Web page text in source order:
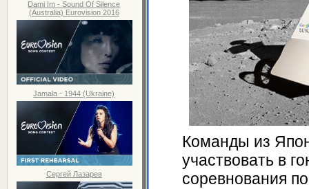
Dami Im - Sound Of Silence
(Australia) Eurovision 2016
Jamala - 1944 (Ukraine)
Сергей Лазарев
Команды из
участвовать в
соревнования